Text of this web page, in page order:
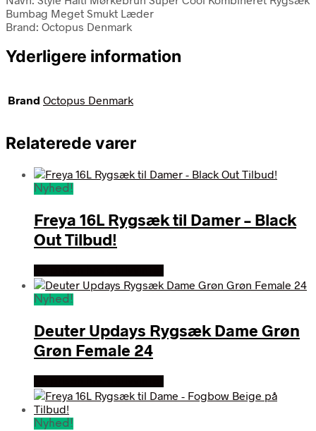
Bumbag Meget Smukt Læder
Brand: Octopus Denmark
Yderligere information
Brand Octopus Denmark
Relaterede varer
Nyhed!
Freya 16L Rygsæk til Damer – Black
Out Tilbud!
Nyhed!
Deuter Updays Rygsæk Dame Grøn
Grøn Female 24
Nyhed!